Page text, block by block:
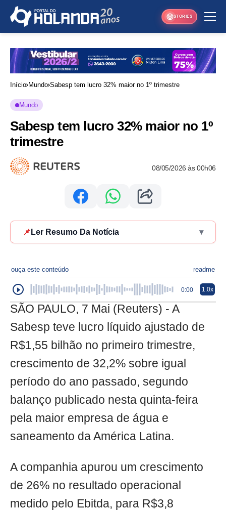
STORIES
Início Mundo Sabesp tem lucro 32% maior no 1º trimestre
Mundo
Sabesp tem lucro 32% maior no 1º
trimestre
08/05/2026 às 00h06
📌 Ler Resumo Da Notícia ▾
ouça este conteúdo readme
0:00 1.0x
SÃO PAULO, 7 Mai (Reuters) - A
Sabesp teve lucro líquido ajustado de
R$1,55 bilhão no primeiro trimestre,
crescimento de 32,2% sobre igual
período do ano passado, segundo
balanço publicado nesta quinta-feira
pela maior empresa de água e
saneamento da América Latina.
A companhia apurou um crescimento
de 26% no resultado operacional
medido pelo Ebitda, para R$3,8